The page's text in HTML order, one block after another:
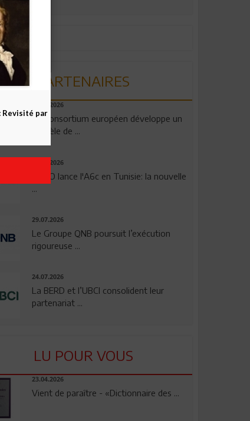
PARTENAIRES
06.08.2026
Un consortium européen développe un
modèle de ...
04.08.2026
OPPO lance l'A6c en Tunisie: la nouvelle
29.07.2026
Le Groupe QNB poursuit l’exécution
rigoureuse ...
24.07.2026
La BERD et l’UBCI consolident leur
partenariat ...
LU POUR VOUS
23.04.2026
Vient de paraître - «Dictionnaire des ...
Revisité par